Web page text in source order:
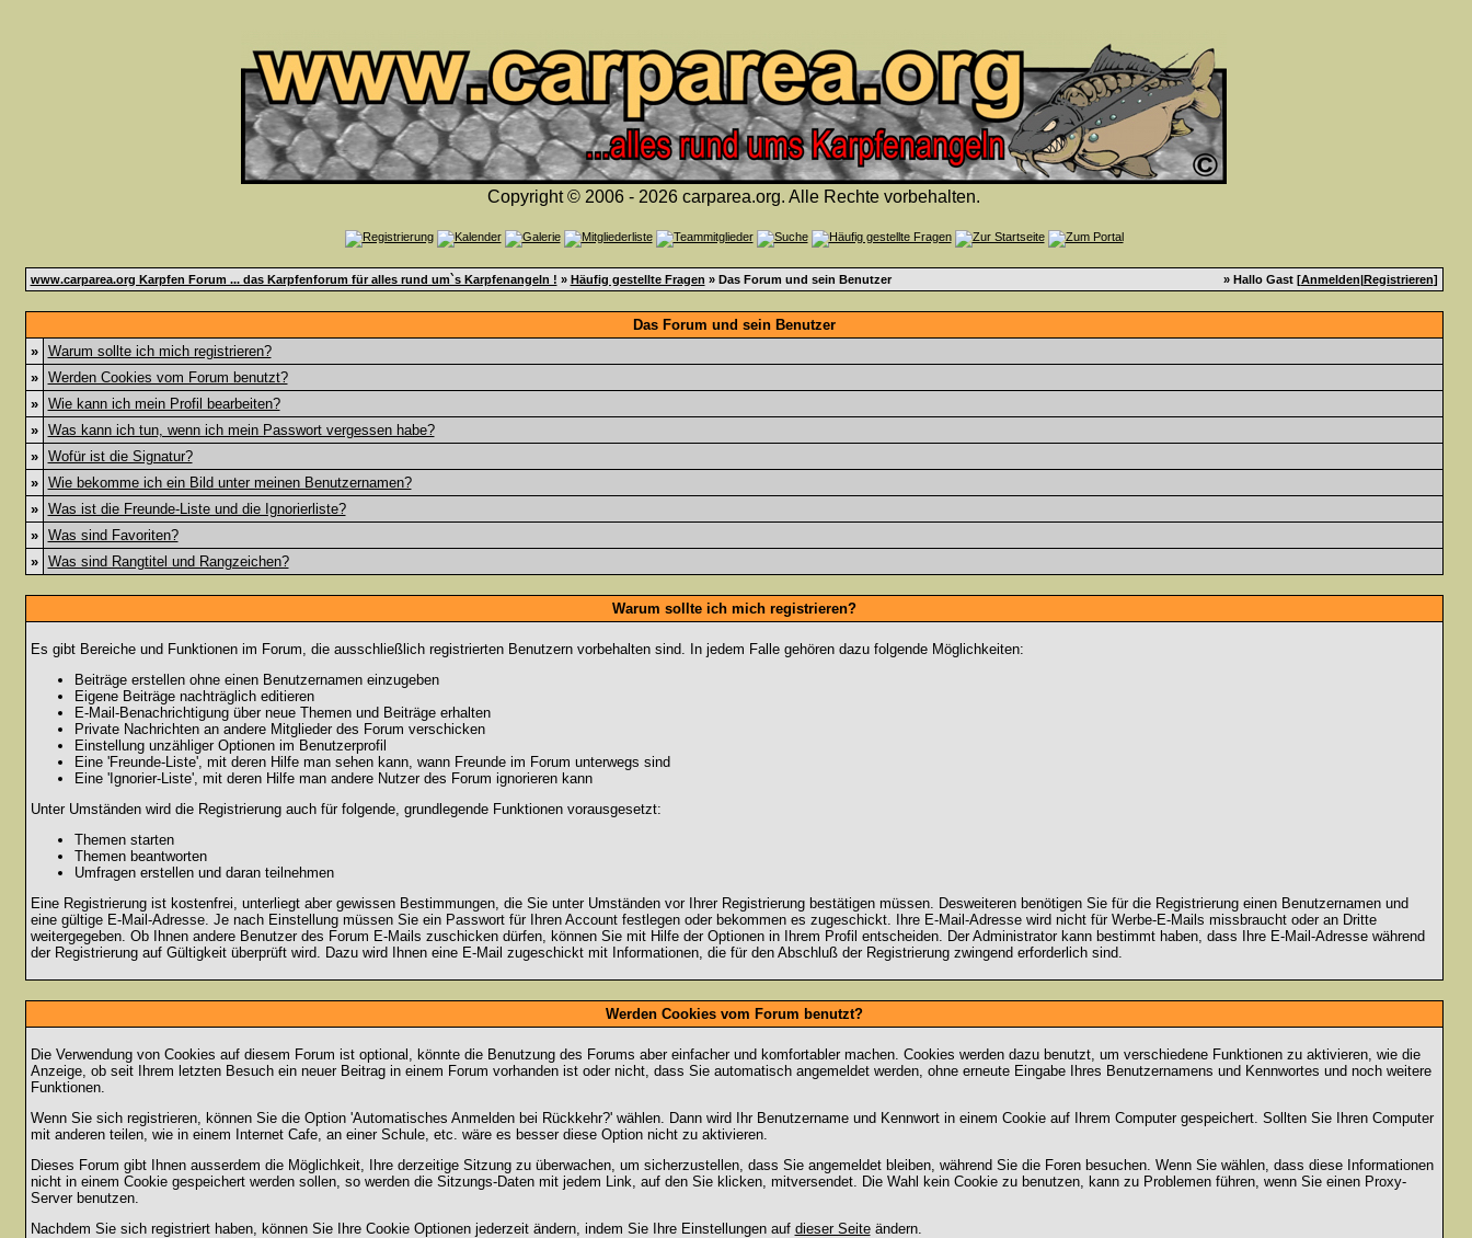
Copyright © 2006 - 2026 carparea.org. Alle Rechte vorbehalten.
www.carparea.org Karpfen Forum ... das Karpfenforum für alles rund um`s Karpfenangeln ! » Häufig gestellte Fragen » Das Forum und sein Benutzer » Hallo Gast [Anmelden|Registrieren]
Das Forum und sein Benutzer
»
Warum sollte ich mich registrieren?
»
Werden Cookies vom Forum benutzt?
»
Wie kann ich mein Profil bearbeiten?
»
Was kann ich tun, wenn ich mein Passwort vergessen habe?
»
Wofür ist die Signatur?
»
Wie bekomme ich ein Bild unter meinen Benutzernamen?
»
Was ist die Freunde-Liste und die Ignorierliste?
»
Was sind Favoriten?
»
Was sind Rangtitel und Rangzeichen?
Warum sollte ich mich registrieren?
Es gibt Bereiche und Funktionen im Forum, die ausschließlich registrierten Benutzern vorbehalten sind. In jedem Falle gehören dazu folgende Möglichkeiten:
Beiträge erstellen ohne einen Benutzernamen einzugeben
Eigene Beiträge nachträglich editieren
E-Mail-Benachrichtigung über neue Themen und Beiträge erhalten
Private Nachrichten an andere Mitglieder des Forum verschicken
Einstellung unzähliger Optionen im Benutzerprofil
Eine 'Freunde-Liste', mit deren Hilfe man sehen kann, wann Freunde im Forum unterwegs sind
Eine 'Ignorier-Liste', mit deren Hilfe man andere Nutzer des Forum ignorieren kann
Unter Umständen wird die Registrierung auch für folgende, grundlegende Funktionen vorausgesetzt:
Themen starten
Themen beantworten
Umfragen erstellen und daran teilnehmen
Eine Registrierung ist kostenfrei, unterliegt aber gewissen Bestimmungen, die Sie unter Umständen vor Ihrer Registrierung bestätigen müssen. Desweiteren benötigen Sie für die Registrierung einen Benutzernamen und
eine gültige E-Mail-Adresse. Je nach Einstellung müssen Sie ein Passwort für Ihren Account festlegen oder bekommen es zugeschickt. Ihre E-Mail-Adresse wird nicht für Werbe-E-Mails missbraucht oder an Dritte
weitergegeben. Ob Ihnen andere Benutzer des Forum E-Mails zuschicken dürfen, können Sie mit Hilfe der Optionen in Ihrem Profil entscheiden. Der Administrator kann bestimmt haben, dass Ihre E-Mail-Adresse während
der Registrierung auf Gültigkeit überprüft wird. Dazu wird Ihnen eine E-Mail zugeschickt mit Informationen, die für den Abschluß der Registrierung zwingend erforderlich sind.
Werden Cookies vom Forum benutzt?
Die Verwendung von Cookies auf diesem Forum ist optional, könnte die Benutzung des Forums aber einfacher und komfortabler machen. Cookies werden dazu benutzt, um verschiedene Funktionen zu aktivieren, wie die
Anzeige, ob seit Ihrem letzten Besuch ein neuer Beitrag in einem Forum vorhanden ist oder nicht, dass Sie automatisch angemeldet werden, ohne erneute Eingabe Ihres Benutzernamens und Kennwortes und noch weitere
Funktionen.
Wenn Sie sich registrieren, können Sie die Option 'Automatisches Anmelden bei Rückkehr?' wählen. Dann wird Ihr Benutzername und Kennwort in einem Cookie auf Ihrem Computer gespeichert. Sollten Sie Ihren Computer
mit anderen teilen, wie in einem Internet Cafe, an einer Schule, etc. wäre es besser diese Option nicht zu aktivieren.
Dieses Forum gibt Ihnen ausserdem die Möglichkeit, Ihre derzeitige Sitzung zu überwachen, um sicherzustellen, dass Sie angemeldet bleiben, während Sie die Foren besuchen. Wenn Sie wählen, dass diese Informationen
nicht in einem Cookie gespeichert werden sollen, so werden die Sitzungs-Daten mit jedem Link, auf den Sie klicken, mitversendet. Die Wahl kein Cookie zu benutzen, kann zu Problemen führen, wenn Sie einen Proxy-
Server benutzen.
Nachdem Sie sich registriert haben, können Sie Ihre Cookie Optionen jederzeit ändern, indem Sie Ihre Einstellungen auf dieser Seiteändern.